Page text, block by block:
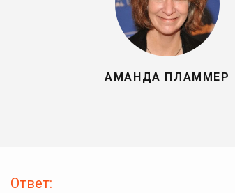
АМАНДА ПЛАММЕР
Ответ: